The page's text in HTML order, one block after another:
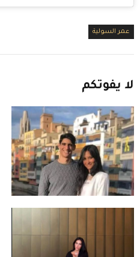
عمر السولية
لا يفوتكم